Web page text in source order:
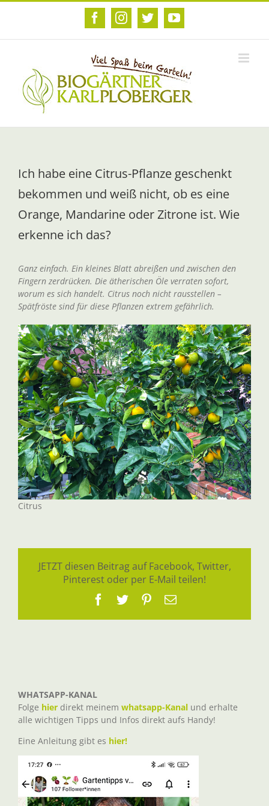
Zum
FacebookInstagram
TwitterYouTube
Ich habe eine Citrus-Pflanze geschenkt
bekommen und weiß nicht, ob es eine
Orange, Mandarine oder Zitrone ist. Wie
erkenne ich das?
Ganz einfach. Ein kleines Blatt abreißen und zwischen den
Fingern zerdrücken. Die ätherischen Öle verraten sofort,
worum es sich handelt. Citrus noch nicht rausstellen –
Spätfröste sind für diese Pflanzen extrem gefährlich.
Citrus
JETZT diesen Beitrag auf Facebook, Twitter,
Pinterest oder per E-Mail teilen!
Facebook
TwitterPinterest
E-
WHATSAPP-KANAL
Folge hier direkt meinem whatsapp-Kanal und erhalte
alle wichtigen Tipps und Infos direkt aufs Handy!
Eine Anleitung gibt es hier!